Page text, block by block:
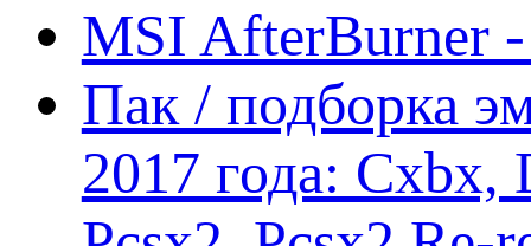
MSI AfterBurner
Пак / подборка
2017 года: